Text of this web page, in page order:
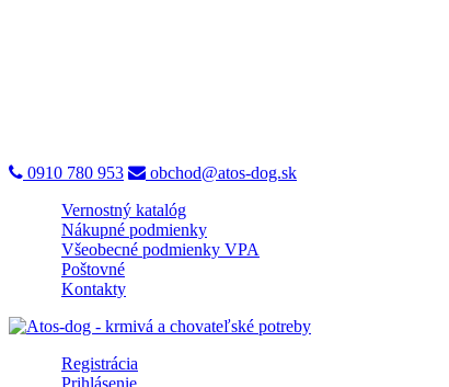
0910 780 953
obchod@atos-dog.sk
Vernostný katalóg
Nákupné podmienky
Všeobecné podmienky VPA
Poštovné
Kontakty
Registrácia
Prihlásenie